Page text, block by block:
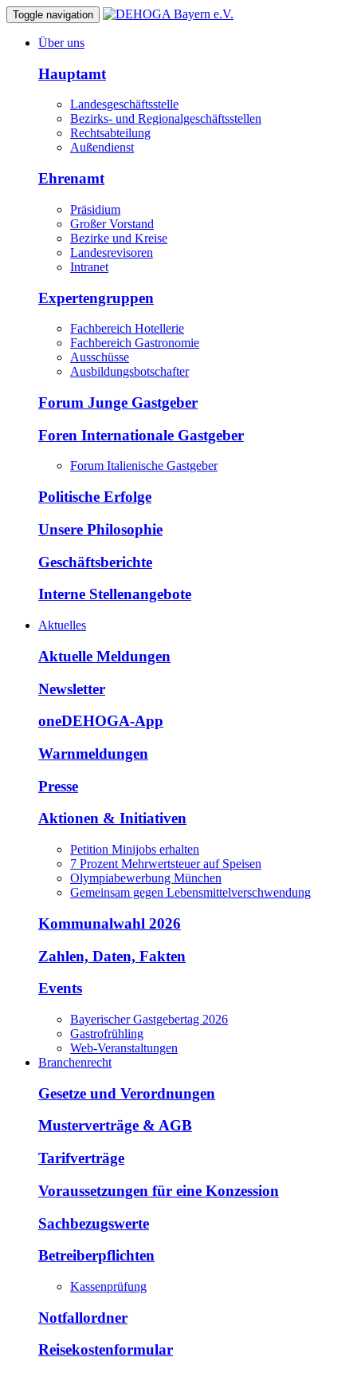
Toggle navigation
Über uns
Hauptamt
Landesgeschäftsstelle
Bezirks- und Regionalgeschäftsstellen
Rechtsabteilung
Außendienst
Ehrenamt
Präsidium
Großer Vorstand
Bezirke und Kreise
Landesrevisoren
Intranet
Expertengruppen
Fachbereich Hotellerie
Fachbereich Gastronomie
Ausschüsse
Ausbildungsbotschafter
Forum Junge Gastgeber
Foren Internationale Gastgeber
Forum Italienische Gastgeber
Politische Erfolge
Unsere Philosophie
Geschäftsberichte
Interne Stellenangebote
Aktuelles
Aktuelle Meldungen
Newsletter
oneDEHOGA-App
Warnmeldungen
Presse
Aktionen & Initiativen
Petition Minijobs erhalten
7 Prozent Mehrwertsteuer auf Speisen
Olympiabewerbung München
Gemeinsam gegen Lebensmittelverschwendung
Kommunalwahl 2026
Zahlen, Daten, Fakten
Events
Bayerischer Gastgebertag 2026
Gastrofrühling
Web-Veranstaltungen
Branchenrecht
Gesetze und Verordnungen
Musterverträge & AGB
Tarifverträge
Voraussetzungen für eine Konzession
Sachbezugswerte
Betreiberpflichten
Kassenprüfung
Notfallordner
Reisekostenformular